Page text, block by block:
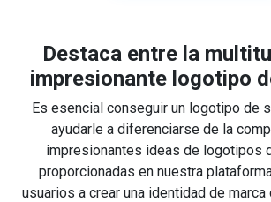
Destaca entre la
impresionante logotipo
Es esencial conseguir un logotipo de
ayudarle a diferenciarse de la
impresionantes ideas de logotipos
proporcionadas en nuestra
usuarios a crear una identidad de